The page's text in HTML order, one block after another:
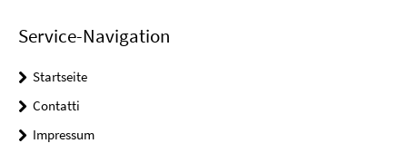
Service-Navigation
Startseite
Contatti
Impressum